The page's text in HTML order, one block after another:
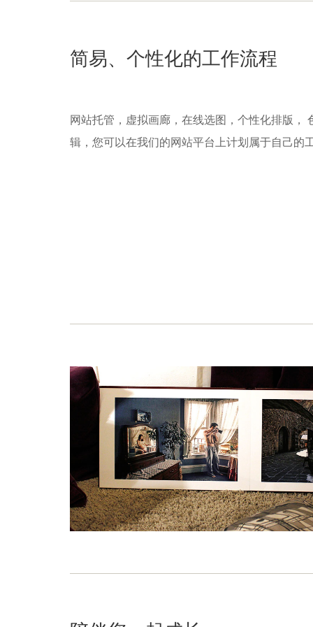
简易、个性化的工作流程
网站托管，虚拟画廊，在线选图，个性化排版，
辑，您可以在我们的网站平台上计划属于自己的